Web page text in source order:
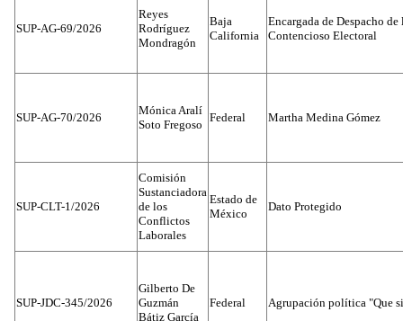
SUP-AG-69/2026
Reyes
Rodríguez
Mondragón
Baja
California
Encargada de Despacho
Contencioso Electoral
SUP-AG-70/2026
Mónica Aralí
Soto Fregoso
Federal Martha Medina Gómez
SUP-CLT-1/2026
Comisión
Sustanciadora
de los
Conflictos
Laborales
Estado de
México
Dato Protegido
SUP-JDC-345/2026
Gilberto De
Guzmán
Bátiz García
Federal Agrupación política "Que